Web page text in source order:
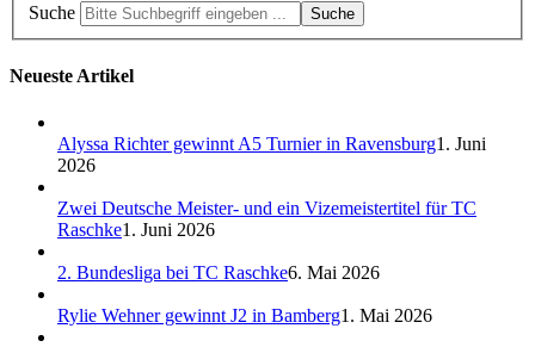
Suche
Suche
Neueste Artikel
Alyssa Richter gewinnt A5 Turnier in Ravensburg1. Juni
2026
Zwei Deutsche Meister- und ein Vizemeistertitel für TC
Raschke1. Juni 2026
2. Bundesliga bei TC Raschke6. Mai 2026
Rylie Wehner gewinnt J2 in Bamberg1. Mai 2026